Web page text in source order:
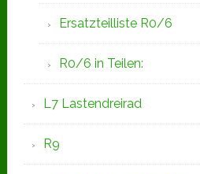
Ersatzteilliste R0/6
R0/6 in Teilen:
L7 Lastendreirad
R9